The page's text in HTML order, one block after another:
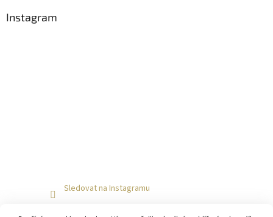
Instagram
Sledovat na Instagramu